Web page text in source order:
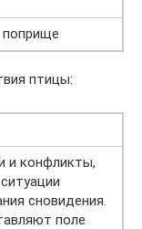
поприще
птицы:
и конфликты,
сновидения.
поле